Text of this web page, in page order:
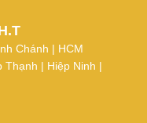
Chánh | HCM
Thạnh | Hiệp Ninh |
(Mr.Vinh)